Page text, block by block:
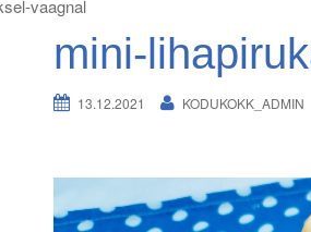
vaagnal
mini-
13.12.2021 KODUKOKK_ADMIN